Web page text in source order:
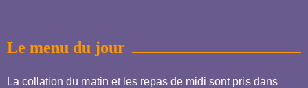
Le menu du jour
La collation du matin et les repas de midi sont pris dans